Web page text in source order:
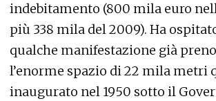
indebitamento (800 mila euro
più 338 mila del 2009). Ha
qualche manifestazione già
l’enorme spazio di 22 mila metri
inaugurato nel 1950 sotto il